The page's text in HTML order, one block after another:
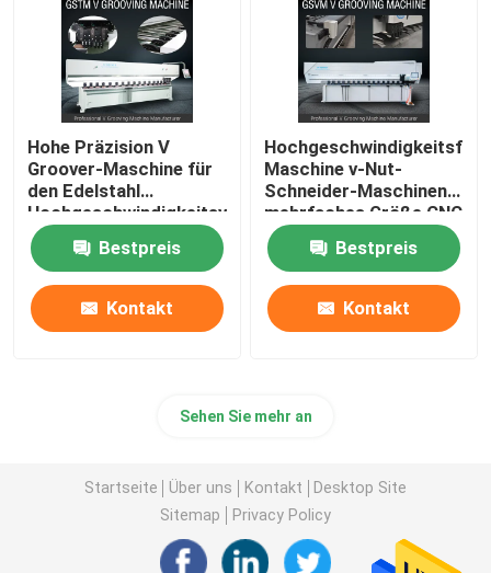
Hohe Präzision V
Groover-Maschine für
den Edelstahl
Hochgeschwindigkeitsv
Maschine fugend
Bestpreis
Kontakt
Maschine v-Nut-
Schneider-Maschinen-
mehrfaches Größe CNC
V
Bestpreis
Kontakt
Sehen Sie mehr an
Startseite Über uns Kontakt
Desktop Site
Sitemap
Privacy Policy